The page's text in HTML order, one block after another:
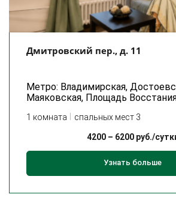
Дмитровский пер., д. 11
Метро: Владимирская,
Маяковская, Площадь
1 комната спальных мест 3
4200– 6200руб./
Узнать больше